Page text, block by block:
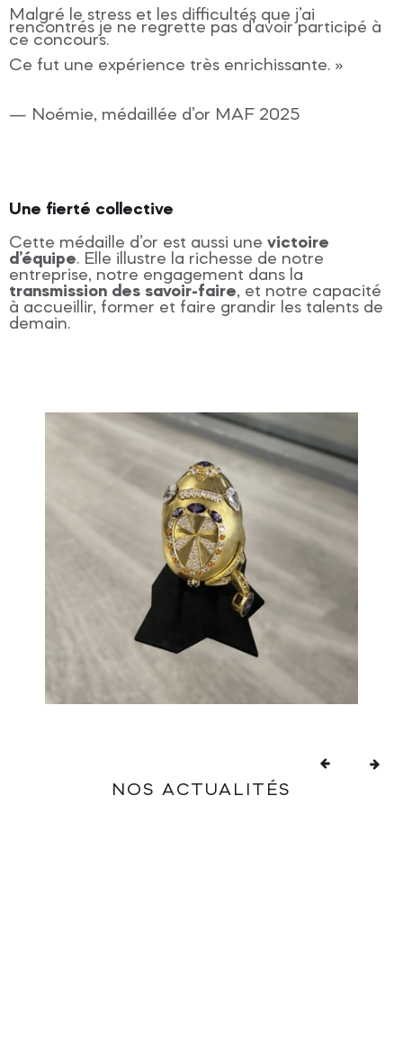
Malgré le stress et les difficultés que j’ai
rencontrés je ne regrette pas d’avoir participé à
ce concours.
Ce fut une expérience très enrichissante. »
— Noémie, médaillée d’or MAF 2025
Une fierté collective
Cette médaille d’or est aussi une victoire
d’équipe. Elle illustre la richesse de notre
entreprise, notre engagement dans la
transmission des savoir-faire, et notre capacité
à accueillir, former et faire grandir les talents de
demain.
NOS ACTUALITÉS